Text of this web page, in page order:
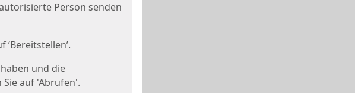
Person senden
und die
auf 'Abrufen'.